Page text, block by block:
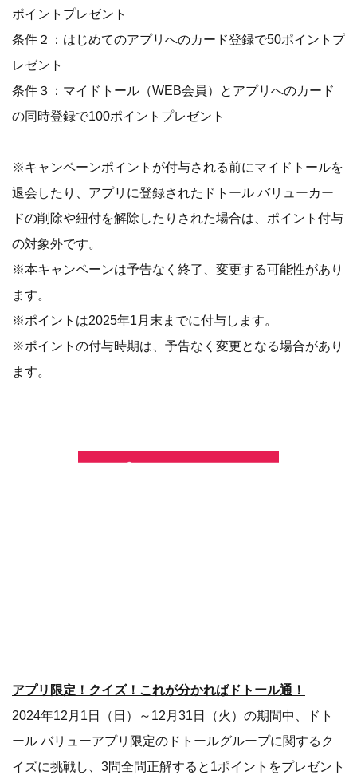
ポイントプレゼント
条件２：はじめてのアプリへのカード登録で50ポイントプ
レゼント
条件３：マイドトール（WEB会員）とアプリへのカード
の同時登録で100ポイントプレゼント
※キャンペーンポイントが付与される前にマイドトールを
退会したり、アプリに登録されたドトール バリューカー
ドの削除や紐付を解除したりされた場合は、ポイント付与
の対象外です。
※本キャンペーンは予告なく終了、変更する可能性があり
ます。
※ポイントは2025年1月末までに付与します。
※ポイントの付与時期は、予告なく変更となる場合があり
ます。
アプリ限定！クイズ！これが分かればドトール通！
2024年12月1日（日）～12月31日（火）の期間中、ドト
ール バリューアプリ限定のドトールグループに関するク
イズに挑戦し、3問全問正解すると1ポイントをプレゼント